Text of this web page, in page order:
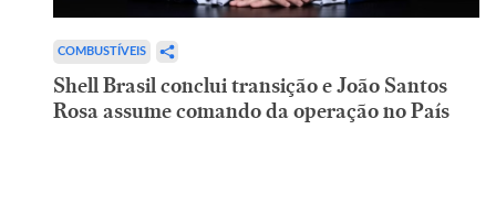
COMBUSTÍVEIS
Shell Brasil conclui transição e João Santos
Rosa assume comando da operação no País